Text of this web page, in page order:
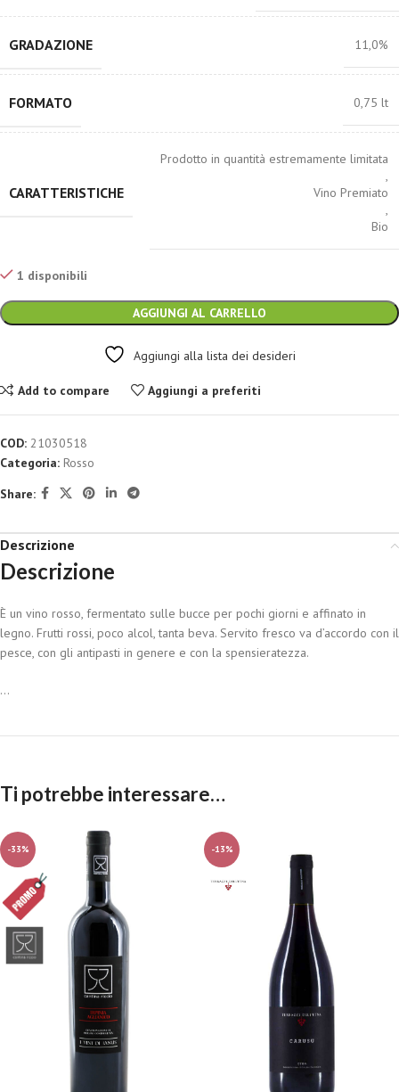
GRADAZIONE 11,0%
FORMATO 0,75 lt
CARATTERISTICHE
Prodotto in quantità estremamente limitata
,
Vino Premiato
,
Bio
1 disponibili
AGGIUNGI AL CARRELLO
Aggiungi alla lista dei desideri
Add to compare Aggiungi a preferiti
COD: 21030518
Categoria: Rosso
Share:
Descrizione
Descrizione
È un vino rosso, fermentato sulle bucce per pochi giorni e affinato in
legno. Frutti rossi, poco alcol, tanta beva. Servito fresco va d’accordo con il
pesce, con gli antipasti in genere e con la spensieratezza.
...
Ti potrebbe interessare…
-33% -13%